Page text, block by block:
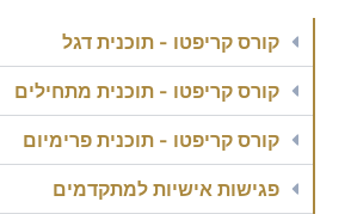
קורס קריפטו - תוכנית דגל
קורס קריפטו - תוכנית מתחילים
קורס קריפטו - תוכנית פרימיום
פגישות אישיות למתקדמים